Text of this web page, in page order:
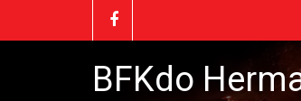
BFKdo